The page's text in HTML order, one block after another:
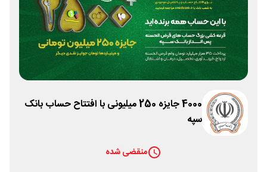
4000 جایزه 250 میلیونی با افتتاح حساب بانک
سپه
منقضی شده